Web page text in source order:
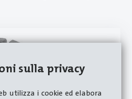
sulla privacy
utilizza i cookie ed elabora